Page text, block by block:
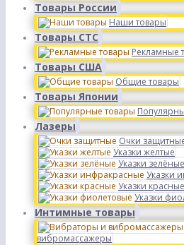
Товары России
Наши товары
Товары СТС
Рекламные
Товары США
Общие товары
Товары Японии
Лазеры
Очки
Указки желтые
Указки зелёные
Указки
Указки красные
Указки
Интимные товары
вибромассажеры